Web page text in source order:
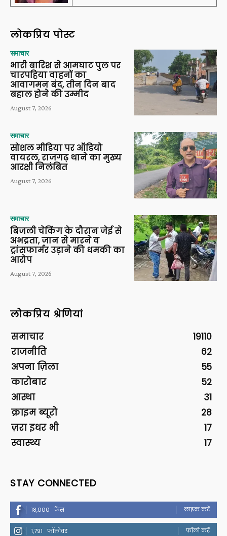
लोकप्रिय पोस्ट
समाचार
भारी बारिश से आमघाट पुल पर
चारपहिया वाहनों का
आवागमन बंद, तीन दिन बाद
बहाल होने की उम्मीद
August 7, 2026
समाचार
सोशल मीडिया पर ऑडियो
वायरल, राजगढ़ थाने का मुख्य
आरक्षी निलंबित
August 7, 2026
समाचार
बिजली चेकिंग के दौरान जेई से
अभद्रता, जान से मारने व
ट्रांसफार्मर उड़ाने की धमकी का
आरोप
August 7, 2026
लोकप्रिय श्रेणियां
समाचार
19110
राजनीति
62
अपना ज़िला
55
कारोबार
52
आस्था
31
क्राइम ब्यूरो
28
ज़रा इधर भी
17
स्वास्थ्य
17
STAY CONNECTED
18,000 फैंस लाइक करें
1,791 फॉलोवर फॉलो करें